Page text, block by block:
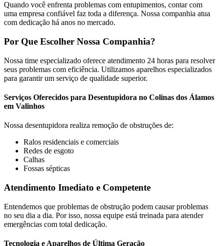
Quando você enfrenta problemas com entupimentos, contar com
uma empresa confiável faz toda a diferença. Nossa companhia atua
com dedicação há anos no mercado.
Por Que Escolher Nossa Companhia?
Nossa time especializado oferece atendimento 24 horas para resolver
seus problemas com eficiência. Utilizamos aparelhos especializados
para garantir um serviço de qualidade superior.
Serviços Oferecidos para Desentupidora no Colinas dos Álamos
em Valinhos
Nossa desentupidora realiza remoção de obstruções de:
Ralos residenciais e comerciais
Redes de esgoto
Calhas
Fossas sépticas
Atendimento Imediato e Competente
Entendemos que problemas de obstrução podem causar problemas
no seu dia a dia. Por isso, nossa equipe está treinada para atender
emergências com total dedicação.
Tecnologia e Aparelhos de Última Geração